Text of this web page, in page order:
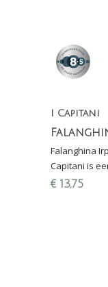
I Capitani
Falanghina
Capitani is
Campania,
€ 13,75